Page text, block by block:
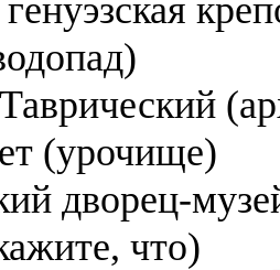
(урочище)
дворец-
что)